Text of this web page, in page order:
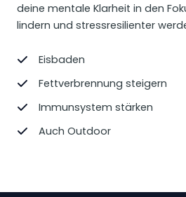
deine mentale Klarheit in den
lindern und stressresilienter
Eisbaden
Fettverbrennung steigern
Immunsystem stärken
Auch Outdoor